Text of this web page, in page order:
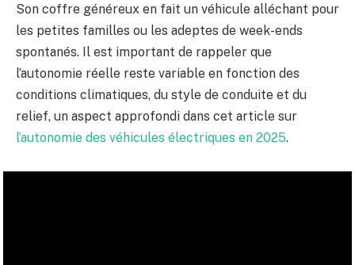
Son coffre généreux en fait un véhicule alléchant pour
les petites familles ou les adeptes de week-ends
spontanés. Il est important de rappeler que
l’autonomie réelle reste variable en fonction des
conditions climatiques, du style de conduite et du
relief, un aspect approfondi dans cet article sur
l’autonomie des véhicules électriques en 2025.